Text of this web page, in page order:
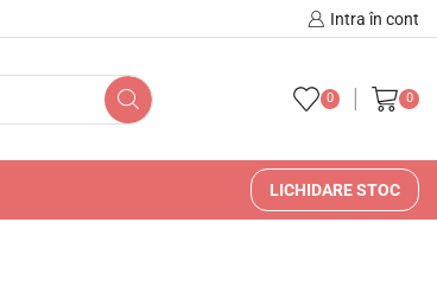
Intra în cont
0 0
LICHIDARE STOC